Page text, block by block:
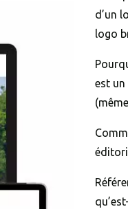
d’un
logo
est un